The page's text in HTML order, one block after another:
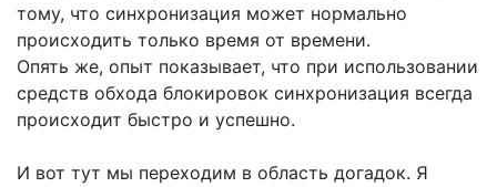
тому, что синхронизация может нормально
происходить только время от времени.
Опять же, опыт показывает, что при использовании
средств обхода блокировок синхронизация всегда
происходит быстро и успешно.
И вот тут мы переходим в область догадок. Я